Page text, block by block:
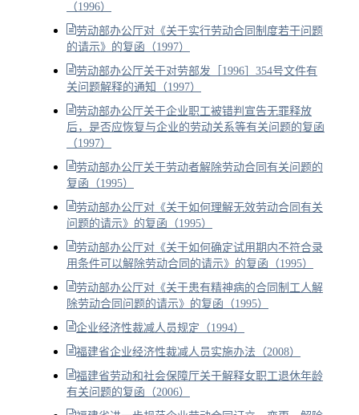
（1996）
劳动部办公厅对《关于实行劳动合同制度若干问题
的请示》的复函（1997）
劳动部办公厅关于对劳部发［1996］354号文件有
关问题解释的通知（1997）
劳动部办公厅关于企业职工被错判宣告无罪释放
后，是否应恢复与企业的劳动关系等有关问题的复函
（1997）
劳动部办公厅关于劳动者解除劳动合同有关问题的
复函（1995）
劳动部办公厅对《关于如何理解无效劳动合同有关
问题的请示》的复函（1995）
劳动部办公厅对《关于如何确定试用期内不符合录
用条件可以解除劳动合同的请示》的复函（1995）
劳动部办公厅对《关于患有精神病的合同制工人解
除劳动合同问题的请示》的复函（1995）
企业经济性裁减人员规定（1994）
福建省企业经济性裁减人员实施办法（2008）
福建省劳动和社会保障厅关于解释女职工退休年龄
有关问题的复函（2006）